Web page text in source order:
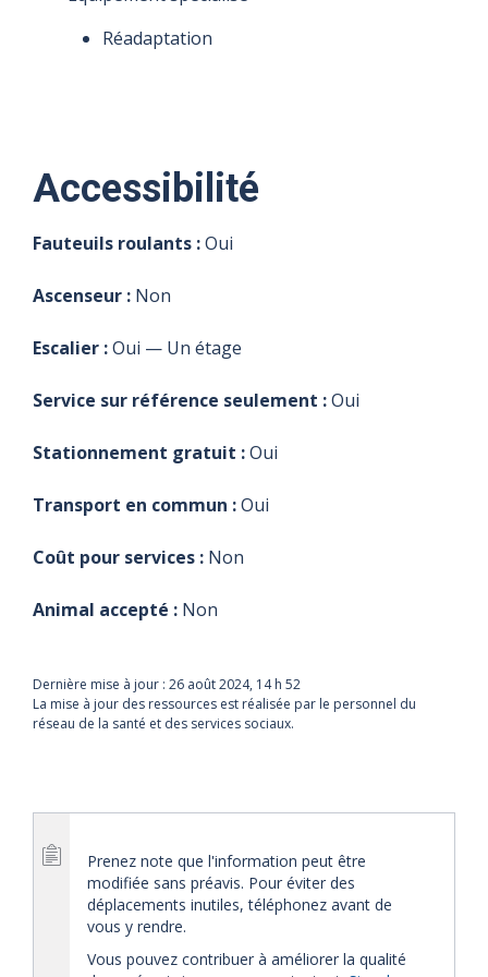
Réadaptation
Accessibilité
Fauteuils roulants :Oui
Ascenseur : Non
Escalier :Oui — Un étage
Service sur référence seulement :Oui
Stationnement gratuit :Oui
Transport en commun :Oui
Coût pour services : Non
Animal accepté : Non
Dernière mise à jour : 26 août 2024, 14 h 52
La mise à jour des ressources est réalisée par le personnel du
réseau de la santé et des services sociaux.
Prenez note que l'information peut être
modifiée sans préavis. Pour éviter des
déplacements inutiles, téléphonez avant de
vous y rendre.
Vous pouvez contribuer à améliorer la qualité